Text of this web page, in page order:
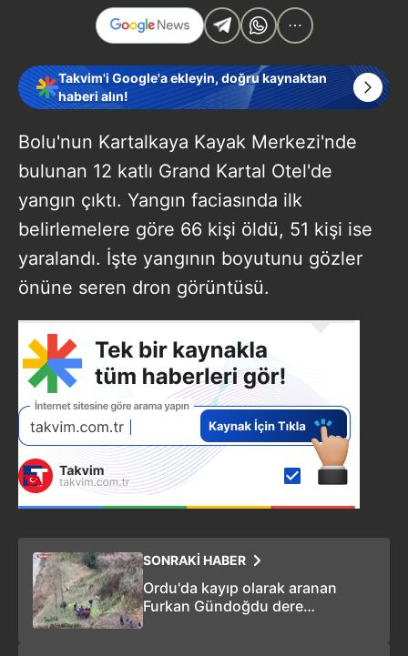
Takvim'i Google'a ekleyin, doğru kaynaktan
haberi alın!
Bolu'nun Kartalkaya Kayak Merkezi'nde
bulunan 12 katlı Grand Kartal Otel'de
yangın çıktı. Yangın faciasında ilk
belirlemelere göre 66 kişi öldü, 51 kişi ise
yaralandı. İşte yangının boyutunu gözler
önüne seren dron görüntüsü.
SONRAKİ HABER
Ordu'da kayıp olarak aranan
Furkan Gündoğdu dere